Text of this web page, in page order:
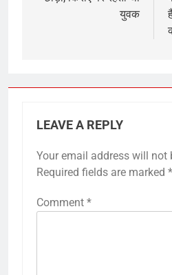
युवक
LEAVE A REPLY
Your email address will not
Required fields are marked *
Comment *